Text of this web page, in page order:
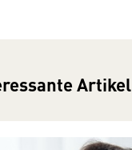
Artikel